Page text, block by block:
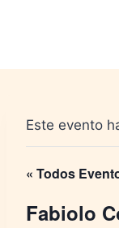
Este evento
« Todos
Fabiolo